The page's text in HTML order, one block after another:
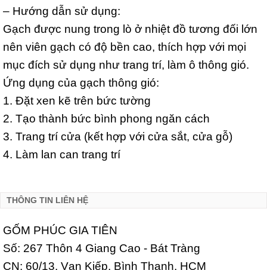
– Hướng dẫn sử dụng:
Gạch được nung trong lò ở nhiệt đồ tương đối lớn
nên viên gạch có độ bền cao, thích hợp với mọi
mục đích sử dụng như trang trí, làm ô thông gió.
Ứng dụng của gạch thông gió:
1. Đặt xen kẽ trên bức tường
2. Tạo thành bức bình phong ngăn cách
3. Trang trí cửa (kết hợp với cửa sắt, cửa gỗ)
4. Làm lan can trang trí
THÔNG TIN LIÊN HỆ
GỐM PHÚC GIA TIÊN
Số: 267 Thôn 4 Giang Cao - Bát Tràng
CN: 60/13, Vạn Kiếp, Bình Thạnh, HCM